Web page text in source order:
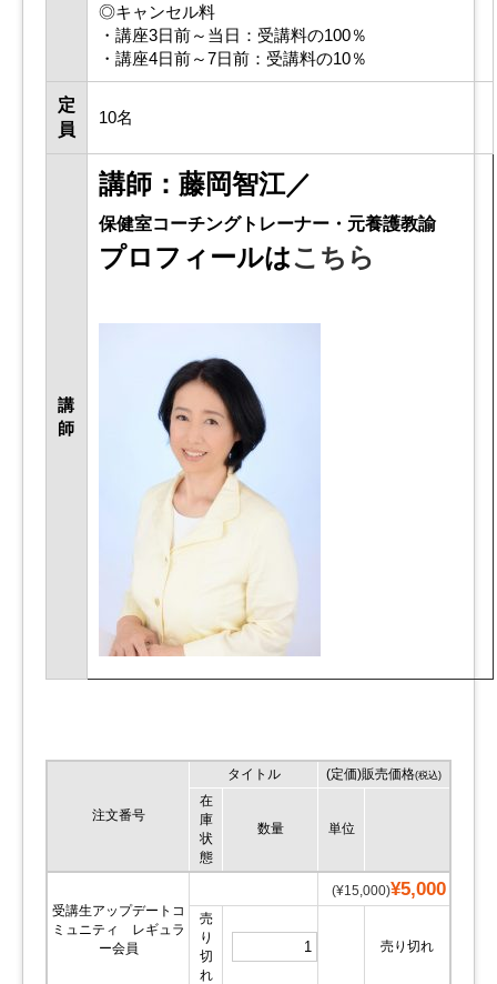
◎キャンセル料
・講座3日前～当日：受講料の100％
・講座4日前～7日前：受講料の10％
定
員
10名
講
師
講師：藤岡智江／
保健室コーチングトレーナー・元養護教諭
プロフィールはこちら
注文番号
タイトル (定価)販売価格(税込)
在
庫
状
態
数量 単位
受講生アップデートコ
ミュニティ レギュラ
ー会員
(¥15,000)¥5,000
売
り
切
れ
売り切れ